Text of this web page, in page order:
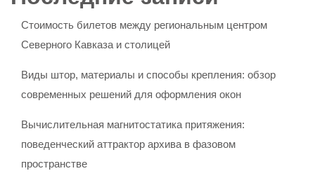
Стоимость билетов между региональным центром
Северного Кавказа и столицей
Виды штор, материалы и способы крепления: обзор
современных решений для оформления окон
Вычислительная магнитостатика притяжения:
поведенческий аттрактор архива в фазовом
пространстве